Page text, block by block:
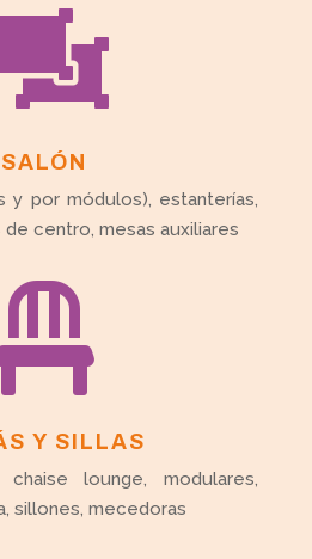
SALÓN
y por módulos), estanterías,
centro, mesas auxiliares
Y SILLAS
lounge, modulares,
sillones, mecedoras